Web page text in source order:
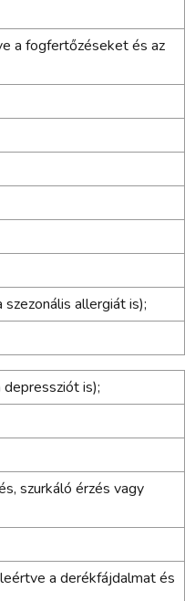
a fogfertőzéseket és az
allergiát is);
is);
szurkáló érzés vagy
a derékfájdalmat és